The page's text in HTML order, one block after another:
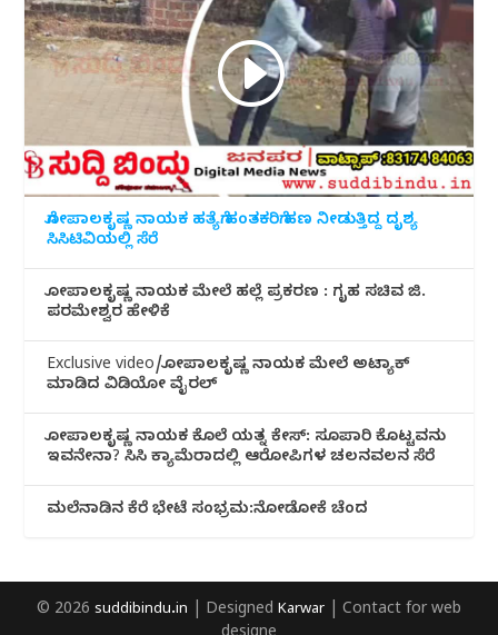
ಗೋಪಾಲಕೃಷ್ಣ ನಾಯಕ ಹತ್ಯೆಗೆ ಹಂತಕರಿಗೆ ಹಣ ನೀಡುತ್ತಿದ್ದ ದೃಶ್ಯ
ಸಿಸಿಟಿವಿಯಲ್ಲಿ ಸೆರೆ
ಗೋಪಾಲಕೃಷ್ಣ ನಾಯಕ ಮೇಲೆ ಹಲ್ಲೆ ಪ್ರಕರಣ : ಗೃಹ ಸಚಿವ ಜಿ.
ಪರಮೇಶ್ವರ ಹೇಳಿಕೆ
Exclusive video/ಗೋಪಾಲಕೃಷ್ಣ ನಾಯಕ ಮೇಲೆ ಅಟ್ಯಾಕ್
ಮಾಡಿದ ವಿಡಿಯೋ ವೈರಲ್
ಗೋಪಾಲಕೃಷ್ಣ ನಾಯಕ ಕೊಲೆ ಯತ್ನ ಕೇಸ್: ಸೂಪಾರಿ ಕೊಟ್ಟವನು
ಇವನೇನಾ? ಸಿಸಿ ಕ್ಯಾಮೆರಾದಲ್ಲಿ ಆರೋಪಿಗಳ ಚಲನವಲನ ಸೆರೆ
ಮಲೆನಾಡಿ‌ನ ಕೆರೆ ಭೇಟೆ ಸಂಭ್ರಮ:ನೋಡೋಕೆ ಚೆಂದ
© 2026 suddibindu.in | Designed Karwar | Contact for web